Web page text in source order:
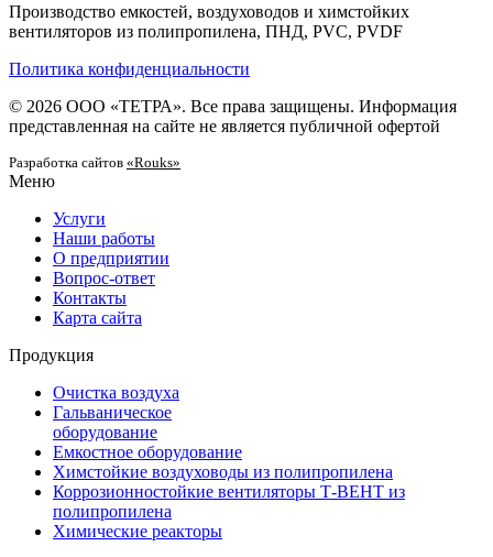
Производство емкостей, воздуховодов и химстойких
вентиляторов из полипропилена, ПНД, PVC, PVDF
Политика конфиденциальности
© 2026 ООО «ТЕТРА». Все права защищены. Информация
представленная на сайте не является публичной офертой
Разработка сайтов «Rouks»
Меню
Услуги
Наши работы
О предприятии
Вопрос-ответ
Контакты
Карта сайта
Продукция
Очистка воздуха
Гальваническое
оборудование
Емкостное оборудование
Химстойкие воздуховоды из полипропилена
Коррозионностойкие вентиляторы Т-ВЕНТ из
полипропилена
Химические реакторы